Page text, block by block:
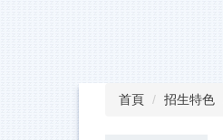
首頁 招生特色